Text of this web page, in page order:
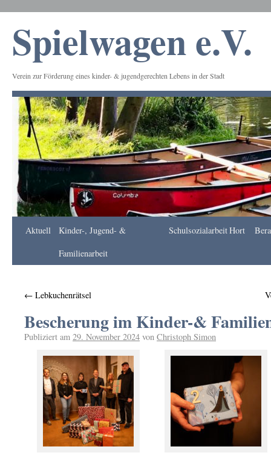
Spielwagen e.V.
Verein zur Förderung eines kinder- & jugendgerechten Lebens in der Stadt
Apotheke
Aktuell
Kinder-, Jugend- &
Familienarbeit
SchulsozialarbeitHort
← Lebkuchenrätsel
Bescherung im Kinder-&
Publiziert am 29. November 2024 von Christoph Simon